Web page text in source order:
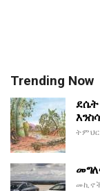
Trending Now
ደሴት